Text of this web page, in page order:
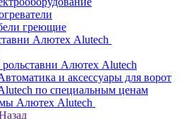
греющие
Алютех Alutech
Алютех Alutech
и аксессуары для ворот
по специальным ценам
Алютех Alutech